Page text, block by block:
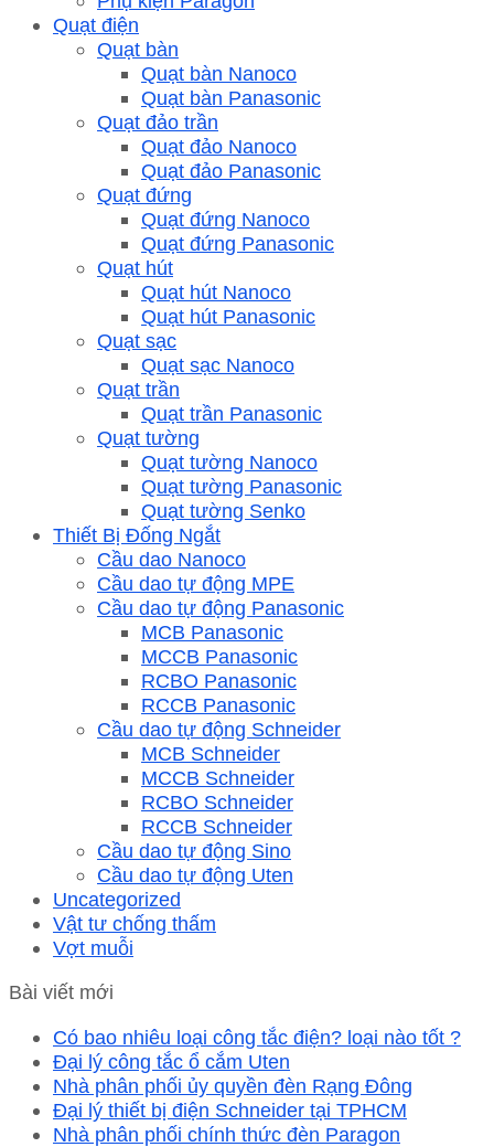
Quạt điện
Quạt bàn
Quạt bàn Nanoco
Quạt bàn Panasonic
Quạt đảo trần
Quạt đảo Nanoco
Quạt đảo Panasonic
Quạt đứng
Quạt đứng Nanoco
Quạt đứng Panasonic
Quạt hút
Quạt hút Nanoco
Quạt hút Panasonic
Quạt sạc
Quạt sạc Nanoco
Quạt trần
Quạt trần Panasonic
Quạt tường
Quạt tường Nanoco
Quạt tường Panasonic
Quạt tường Senko
Thiết Bị Đống Ngắt
Cầu dao Nanoco
Cầu dao tự động MPE
Cầu dao tự động Panasonic
MCB Panasonic
MCCB Panasonic
RCBO Panasonic
RCCB Panasonic
Cầu dao tự động Schneider
MCB Schneider
MCCB Schneider
RCBO Schneider
RCCB Schneider
Cầu dao tự động Sino
Cầu dao tự động Uten
Uncategorized
Vật tư chống thấm
Vợt muỗi
Bài viết mới
Có bao nhiêu loại công tắc điện? loại nào tốt ?
Đại lý công tắc ổ cắm Uten
Nhà phân phối ủy quyền đèn Rạng Đông
Đại lý thiết bị điện Schneider tại TPHCM
Nhà phân phối chính thức đèn Paragon